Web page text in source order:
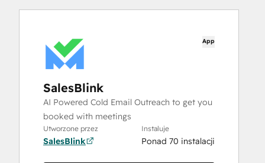
App
SalesBlink
AI Powered Cold Email Outreach to get you
booked with meetings
Utworzone przez
SalesBlink
Instaluje
Ponad 70 instalacji